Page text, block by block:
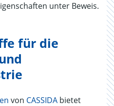
unter Beweis.
für die
von CASSIDA bietet